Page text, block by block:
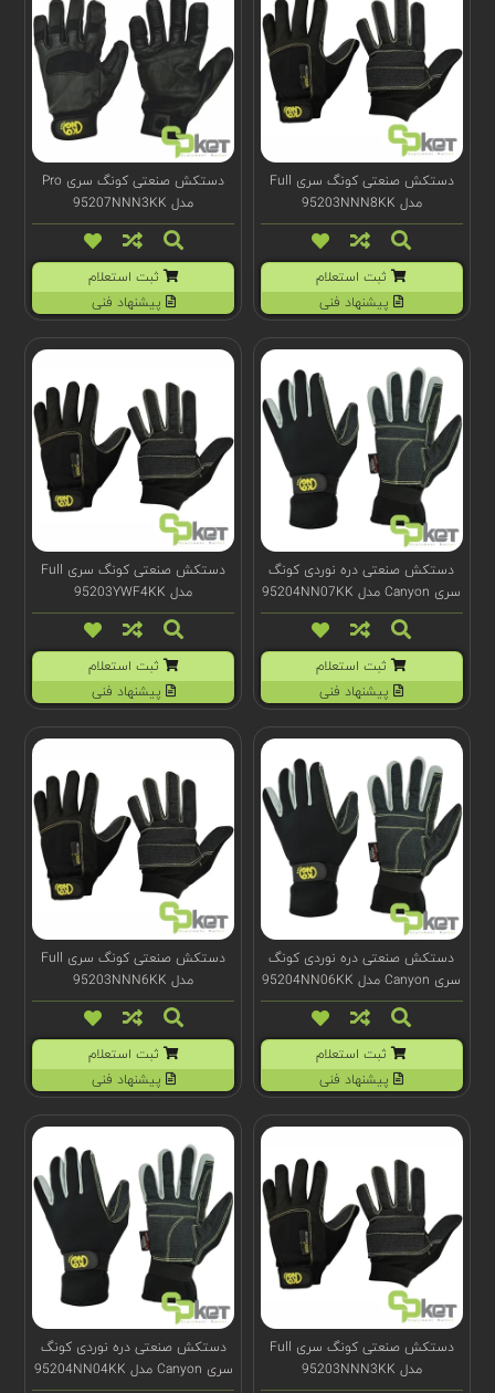
دستکش صنعتی کونگ سری Full
مدل 95203NNN8KK
ثبت استعلام
پیشنهاد فنی
دستکش صنعتی کونگ سری Pro
مدل 95207NNN3KK
ثبت استعلام
پیشنهاد فنی
دستکش صنعتی دره نوردی کونگ
سری Canyon مدل 95204NN07KK
ثبت استعلام
پیشنهاد فنی
دستکش صنعتی کونگ سری Full
مدل 95203YWF4KK
ثبت استعلام
پیشنهاد فنی
دستکش صنعتی دره نوردی کونگ
سری Canyon مدل 95204NN06KK
ثبت استعلام
پیشنهاد فنی
دستکش صنعتی کونگ سری Full
مدل 95203NNN6KK
ثبت استعلام
پیشنهاد فنی
دستکش صنعتی کونگ سری Full
مدل 95203NNN3KK
دستکش صنعتی دره نوردی کونگ
سری Canyon مدل 95204NN04KK